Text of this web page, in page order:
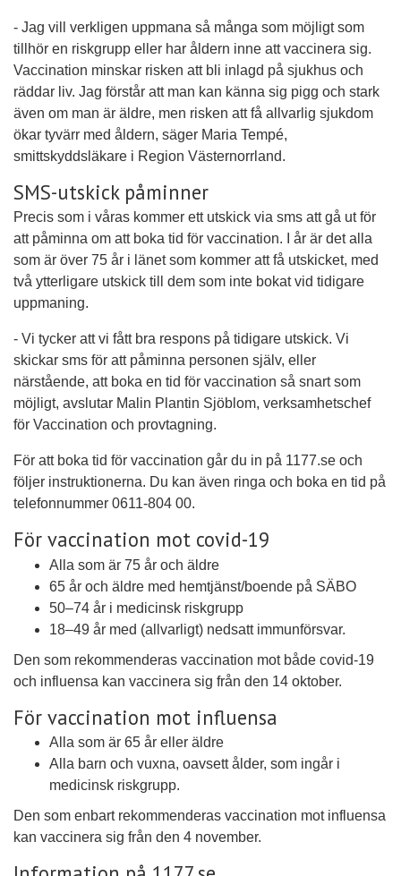
- Jag vill verkligen uppmana så många som möjligt som
tillhör en riskgrupp eller har åldern inne att vaccinera sig.
Vaccination minskar risken att bli inlagd på sjukhus och
räddar liv. Jag förstår att man kan känna sig pigg och stark
även om man är äldre, men risken att få allvarlig sjukdom
ökar tyvärr med åldern, säger Maria Tempé,
smittskyddsläkare i Region Västernorrland.
SMS-utskick påminner
Precis som i våras kommer ett utskick via sms att gå ut för
att påminna om att boka tid för vaccination. I år är det alla
som är över 75 år i länet som kommer att få utskicket, med
två ytterligare utskick till dem som inte bokat vid tidigare
uppmaning.
- Vi tycker att vi fått bra respons på tidigare utskick. Vi
skickar sms för att påminna personen själv, eller
närstående, att boka en tid för vaccination så snart som
möjligt, avslutar Malin Plantin Sjöblom, verksamhetschef
för Vaccination och provtagning.
För att boka tid för vaccination går du in på 1177.se och
följer instruktionerna. Du kan även ringa och boka en tid på
telefonnummer 0611-804 00.
För vaccination mot covid-19
Alla som är 75 år och äldre
65 år och äldre med hemtjänst/boende på SÄBO
50–74 år i medicinsk riskgrupp
18–49 år med (allvarligt) nedsatt immunförsvar.
Den som rekommenderas vaccination mot både covid-19
och influensa kan vaccinera sig från den 14 oktober.
För vaccination mot influensa
Alla som är 65 år eller äldre
Alla barn och vuxna, oavsett ålder, som ingår i
medicinsk riskgrupp.
Den som enbart rekommenderas vaccination mot influensa
kan vaccinera sig från den 4 november.